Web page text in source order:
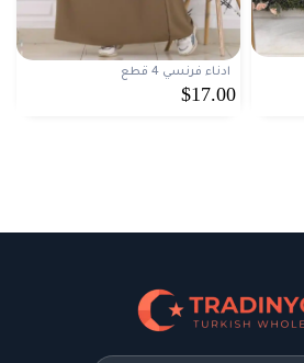
ادناء فرنسي 4 قطع
$17.00